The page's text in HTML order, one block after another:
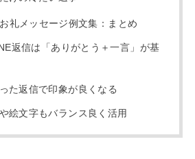
礼メッセージ例文集：まとめ
返信は「ありがとう＋一言」が基
た返信で印象が良くなる
絵文字もバランス良く活用